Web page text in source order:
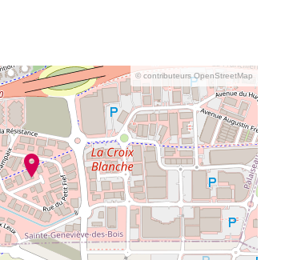
© contributeurs OpenStreetMap